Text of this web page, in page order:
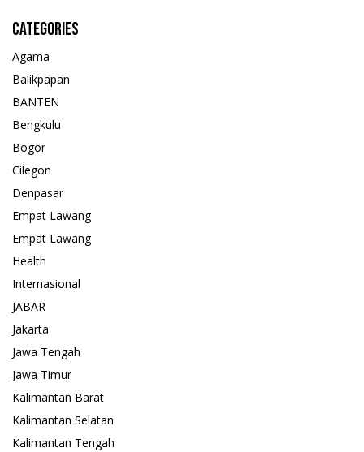
Categories
Agama
Balikpapan
BANTEN
Bengkulu
Bogor
Cilegon
Denpasar
Empat Lawang
Empat Lawang
Health
Internasional
JABAR
Jakarta
Jawa Tengah
Jawa Timur
Kalimantan Barat
Kalimantan Selatan
Kalimantan Tengah